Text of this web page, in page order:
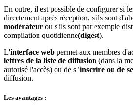
En outre, il est possible de configurer si
directement après réception, s'ils sont
modérateur ou s'ils sont par exemple
compilation quotidienne(digest).
L'interface web permet aux membres
lettres de la liste de diffusion (dans la
autorisé l'accès) ou de s 'inscrire ou de
diffusion.
Les avantages :